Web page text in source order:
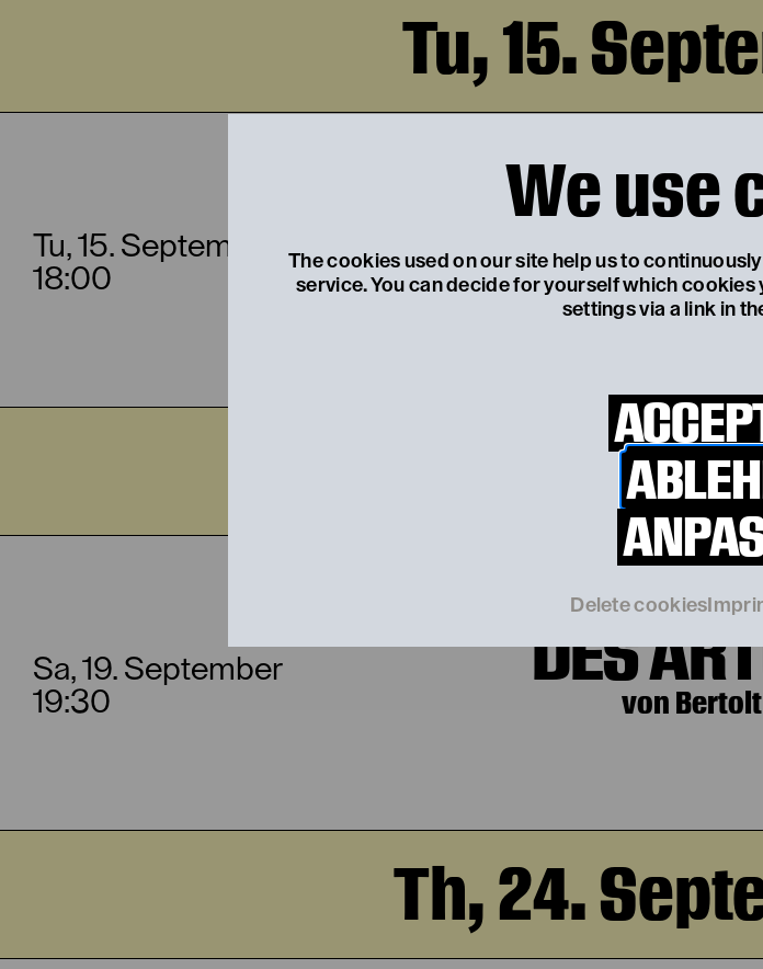
We use
The cookies used on our site help us to
service. You can decide for yourself which
settings via a link in
Delete cookies
Tu, 15.
Tu, 15. September
18:00
DER
DES
von
Sa, 19.
Sa, 19. September
19:30
DER
DES
von
Th, 24.